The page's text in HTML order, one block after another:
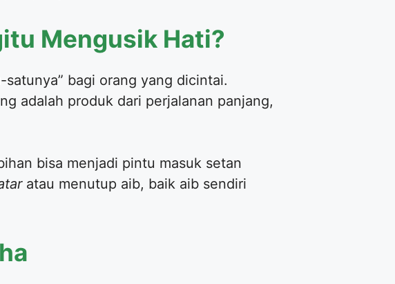
Mengusik Hati?
bagi orang yang dicintai.
adalah produk dari perjalanan panjang,
bisa menjadi pintu masuk setan
atau menutup aib, baik aib sendiri